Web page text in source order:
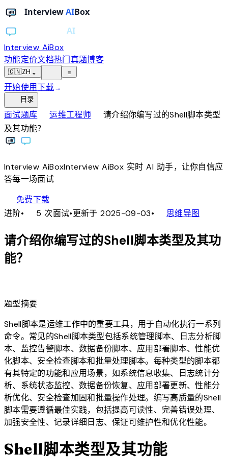
Interview AiBox
功能定价文档热门真题博客
🇨🇳ZH ⌄ ≡
开始使用下载→
目录
面试题库chevron_right运维工程师chevron_right
请介绍你编写过的Shell脚本类型
及其功能？
Interview AiBoxInterviewAiBox实时 AI 助手，让你自信应
答每一场面试
免费下载
进阶• 5 次面试•更新于 2025-09-03• 思维导图
请介绍你编写过的Shell脚本类型及其功
能？
题型摘要
Shell脚本是运维工作中的重要工具，用于自动化执行一系列
命令。常见的Shell脚本类型包括系统管理脚本、日志分析脚
本、监控告警脚本、数据备份脚本、应用部署脚本、性能优
化脚本、安全检查脚本和批量处理脚本。每种类型的脚本都
有其特定的功能和应用场景，如系统信息收集、日志统计分
析、系统状态监控、数据备份恢复、应用部署更新、性能分
析优化、安全检查加固和批量操作处理。编写高质量的Shell
脚本需要遵循最佳实践，包括提高可读性、完善错误处理、
加强安全性、记录详细日志、保证可维护性和优化性能。
Shell脚本类型及其功能